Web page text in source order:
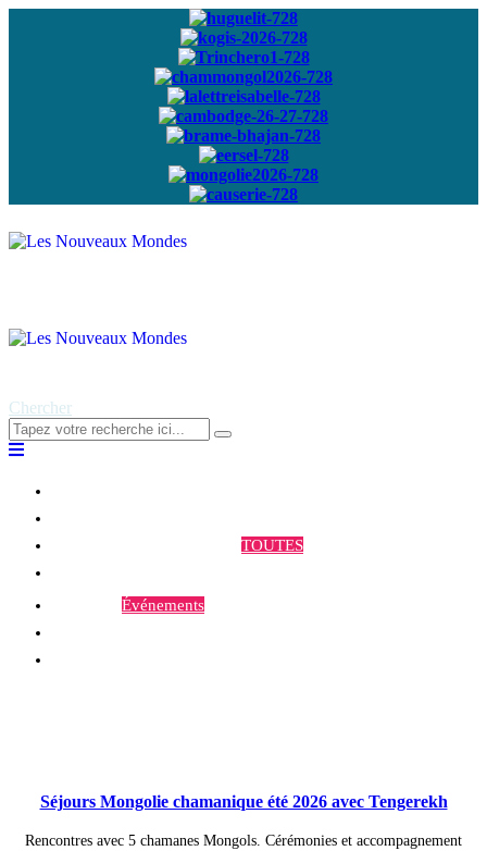
Abonnez-vous à
Chercher
TOUTES
Événements
Séjours Mongolie chamanique été 2026 avec Tengerekh
Rencontres avec 5 chamanes Mongols. Cérémonies et accompagnement